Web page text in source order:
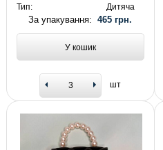
Тип:
Дитяча
За упакування:465 грн.
У кошик
шт